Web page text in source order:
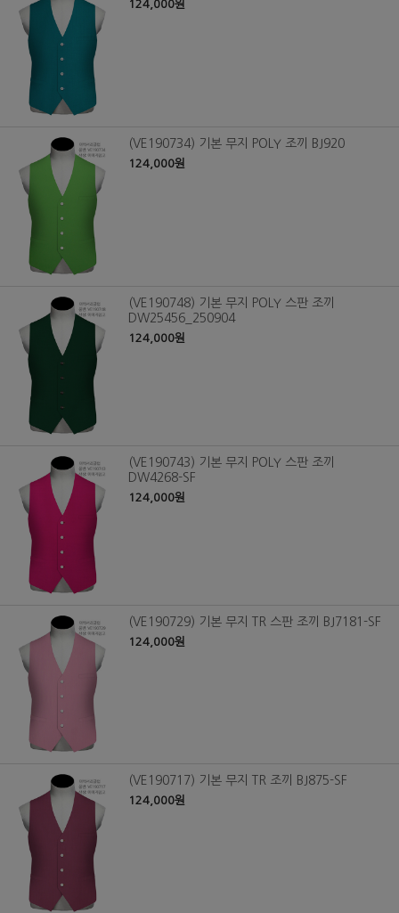
124,000원
(VE190734) 기본 무지 POLY 조끼 BJ920
124,000원
(VE190748) 기본 무지 POLY 스판 조끼
DW25456_250904
124,000원
(VE190743) 기본 무지 POLY 스판 조끼
DW4268-SF
124,000원
(VE190729) 기본 무지 TR 스판 조끼 BJ7181-SF
124,000원
(VE190717) 기본 무지 TR 조끼 BJ875-SF
124,000원